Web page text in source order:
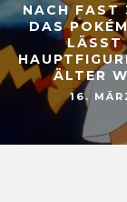
NACH FAST
DAS
LÄSST
ÄLTER
16.